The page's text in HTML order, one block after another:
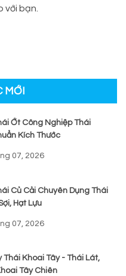
với bạn.
MỚI
Ớt Công Nghiệp Thái
Kích Thước
07, 2026
Củ Cải Chuyên Dụng Thái
Hạt Lựu
07, 2026
Thái Khoai Tây - Thái Lát,
Tây Chiên